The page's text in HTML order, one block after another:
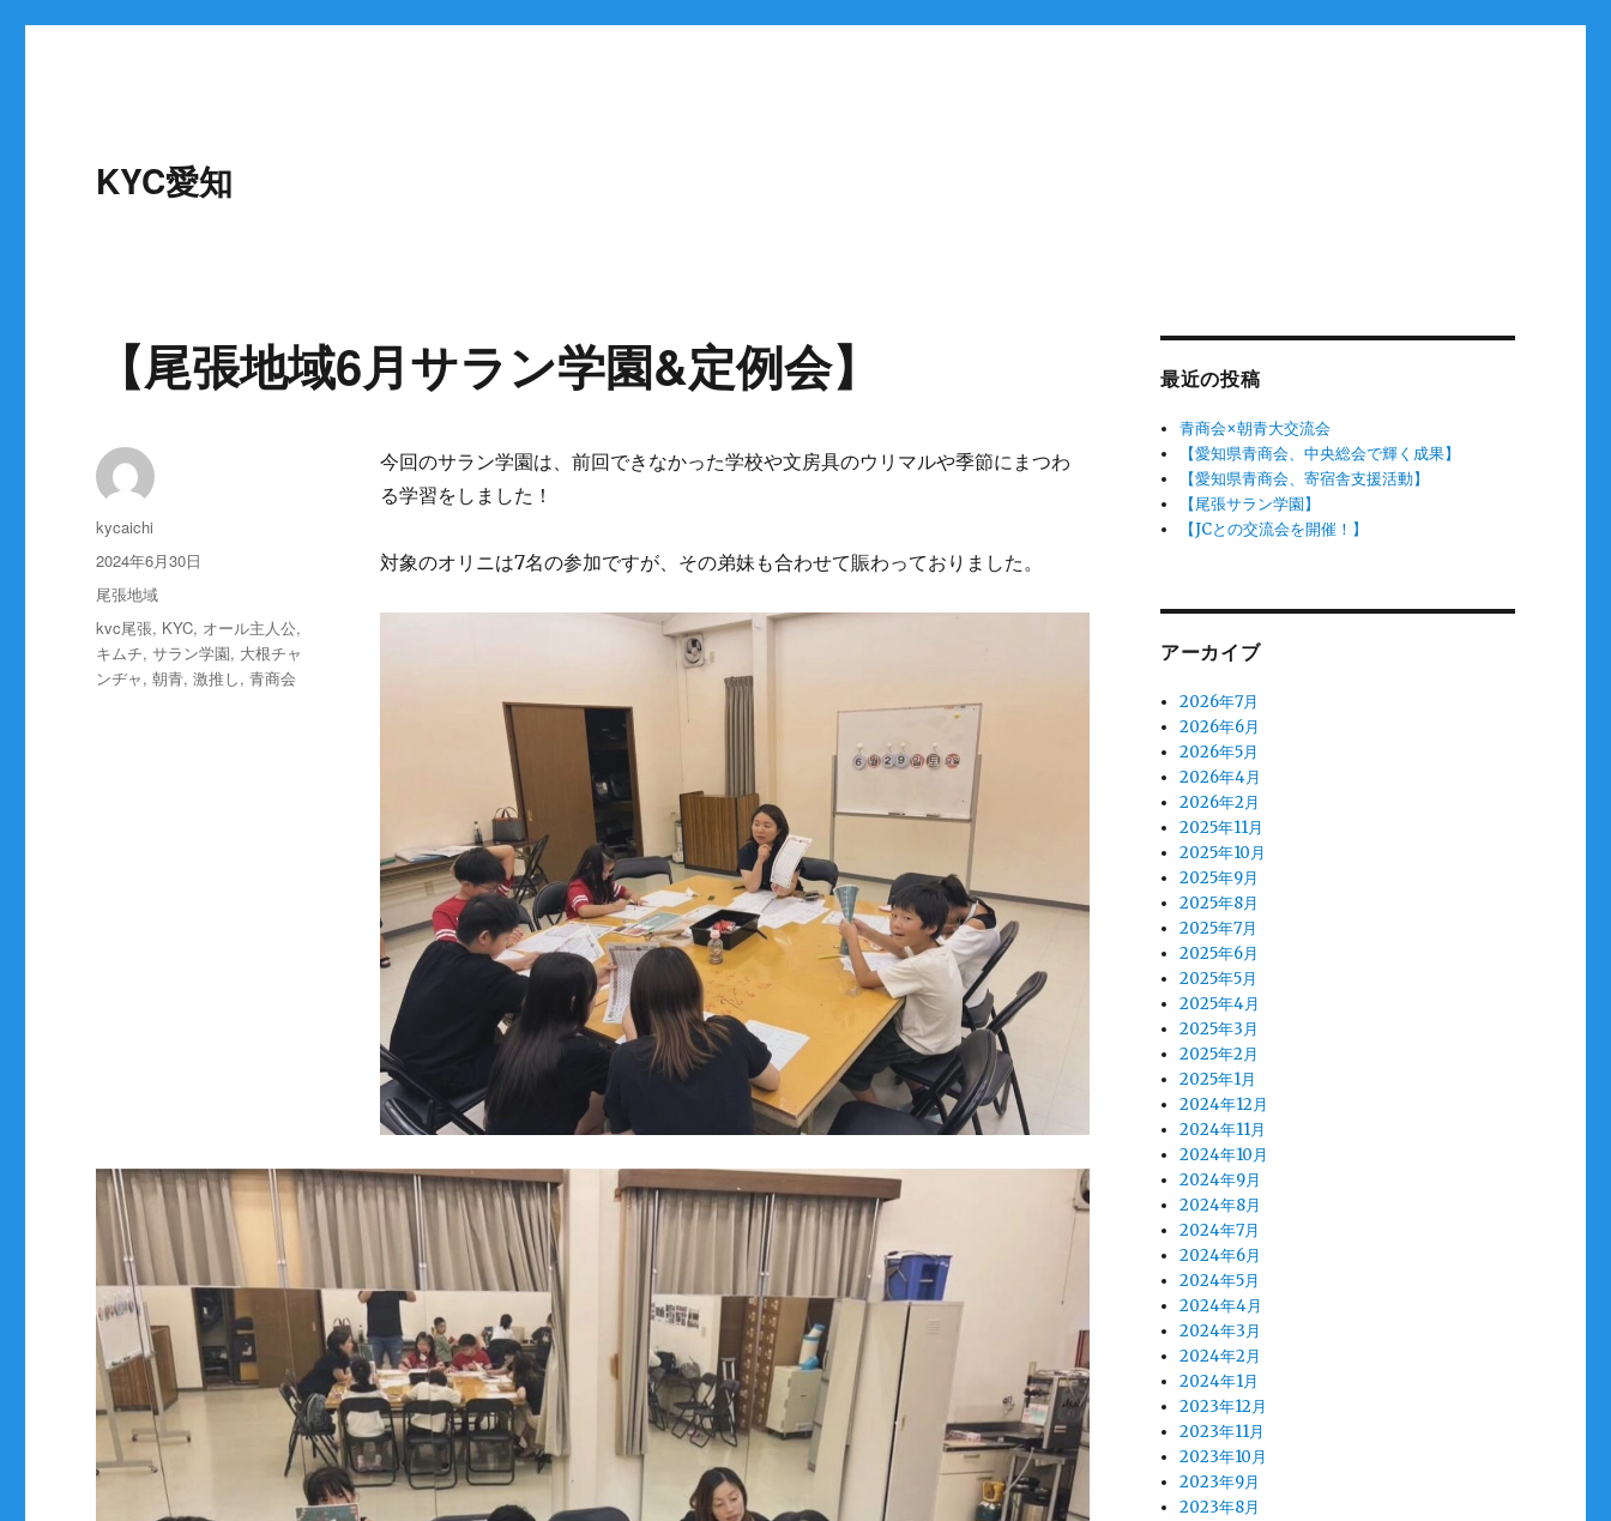
KYC愛知
【尾張地域6月サラン学園&定例会】
今回のサラン学園は、前回できなかった学校や文房具のウリマルや季節にまつわ
る学習をしました！
対象のオリニは7名の参加ですが、その弟妹も合わせて賑わっておりました。
投
稿
kycaichi
投
稿
日:
2024年6月30日
カ
テ
ゴ
リ
ー
尾張地域
タ
グ
kvc尾張, KYC, オール主人公,
キムチ,サラン学園, 大根チャ
ンヂャ,朝青,激推し,青商会
最近の投稿
青商会×朝青大交流会
【愛知県青商会、中央総会で輝く成果】
【愛知県青商会、寄宿舎支援活動】
【尾張サラン学園】
【JCとの交流会を開催！】
アーカイブ
2026年7月
2026年6月
2026年5月
2026年4月
2026年2月
2025年11月
2025年10月
2025年9月
2025年8月
2025年7月
2025年6月
2025年5月
2025年4月
2025年3月
2025年2月
2025年1月
2024年12月
2024年11月
2024年10月
2024年9月
2024年8月
2024年7月
2024年6月
2024年5月
2024年4月
2024年3月
2024年2月
2024年1月
2023年12月
2023年11月
2023年10月
2023年9月
2023年8月